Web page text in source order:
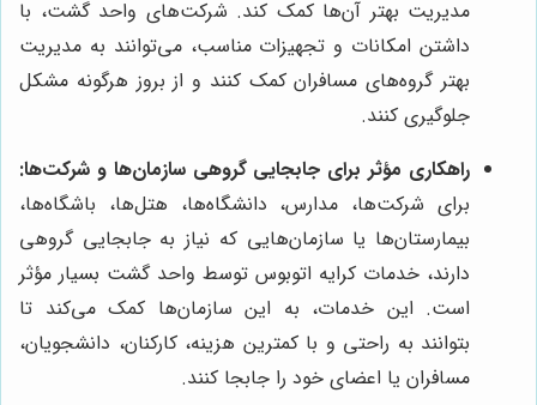
مدیریت بهتر آن‌ها کمک کند. شرکت‌های واحد گشت، با
داشتن امکانات و تجهیزات مناسب، می‌توانند به مدیریت
بهتر گروه‌های مسافران کمک کنند و از بروز هرگونه مشکل
جلوگیری کنند.
راهکاری مؤثر برای جابجایی گروهی سازمان‌ها و شرکت‌ها:
برای شرکت‌ها، مدارس، دانشگاه‌ها، هتل‌ها، باشگاه‌ها،
بیمارستان‌ها یا سازمان‌هایی که نیاز به جابجایی گروهی
دارند، خدمات کرایه اتوبوس توسط واحد گشت بسیار مؤثر
است. این خدمات، به این سازمان‌ها کمک می‌کند تا
بتوانند به راحتی و با کمترین هزینه، کارکنان، دانشجویان،
مسافران یا اعضای خود را جابجا کنند.